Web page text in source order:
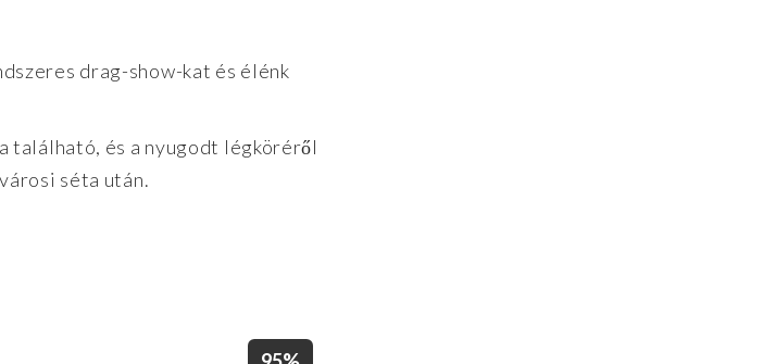
drag-show-kat és élénk
található, és a nyugodt légköréről
séta után.